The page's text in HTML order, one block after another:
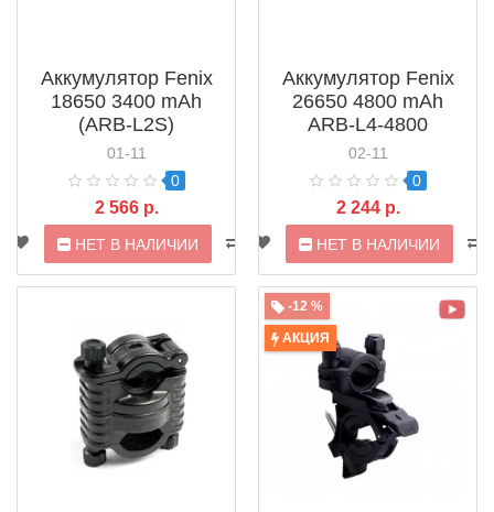
Аккумулятор Fenix
18650 3400 mAh
(ARB-L2S)
01-11
0
2 566 р.
НЕТ В НАЛИЧИИ
Аккумулятор Fenix
26650 4800 mAh
ARB-L4-4800
02-11
0
2 244 р.
НЕТ В НАЛИЧИИ
-12 %
АКЦИЯ